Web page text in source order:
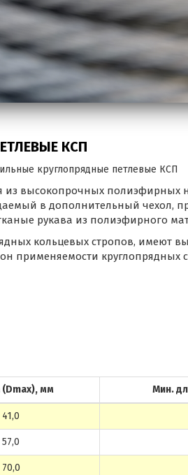
КСП
круглопрядные петлевые КСП
из высокопрочных полиэфирных
в дополнительный чехол,
рукава из полиэфирного
кольцевых стропов, имеют
применяемости круглопрядных
(Dmax), мм Мин.
41,0
57,0
70,0